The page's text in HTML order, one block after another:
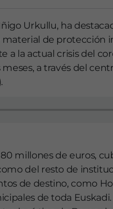
Urkullu, ha
de protección
a la actual crisis del
a través del
millones de euros,
del resto de
de destino, como
de toda